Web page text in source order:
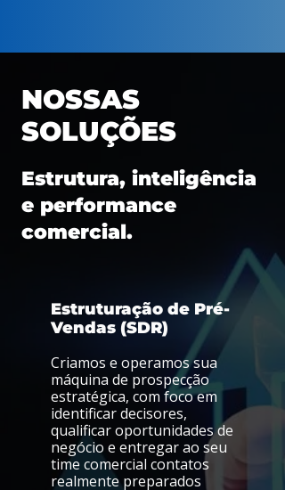
NOSSAS
SOLUÇÕES
Estrutura, inteligência
e performance
comercial.
Estruturação de Pré-
Vendas (SDR)
Criamos e operamos sua
máquina de prospecção
estratégica, com foco em
identificar decisores,
qualificar oportunidades de
negócio e entregar ao seu
time comercial contatos
realmente preparados